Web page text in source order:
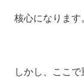
核心になります
しかし、ここで